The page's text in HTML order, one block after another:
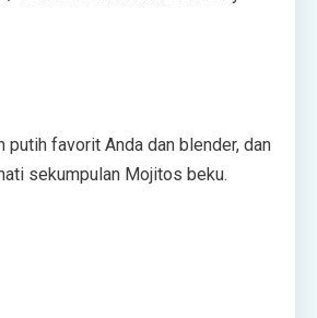
favorit Anda dan blender, dan
sekumpulan Mojitos beku.